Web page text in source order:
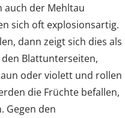
auch der Mehltau
sich oft explosionsartig.
dann zeigt sich dies als
Blattunterseiten,
oder violett und rollen
die Früchte befallen,
Gegen den